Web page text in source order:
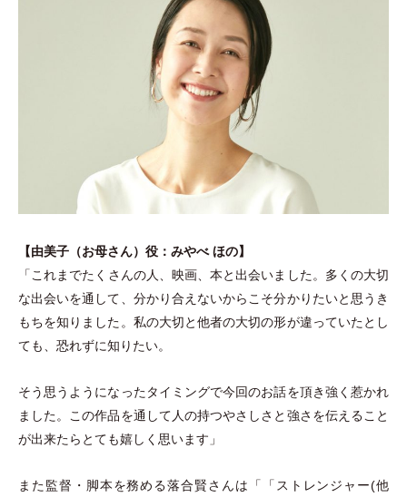
【由美子 （お母さん） 役：みやべ ほの】
「これまでたくさんの人、映画、本と出会いました。多くの大切
な出会いを通して、分かり合えないからこそ分かりたいと思うき
もちを知りました。私の大切と他者の大切の形が違っていたとし
ても、恐れずに知りたい。
そう思うようになったタイミングで今回のお話を頂き強く惹かれ
ました。この作品を通して人の持つやさしさと強さを伝えること
が出来たらとても嬉しく思います 」
また監督 ・ 脚本を務める落合賢さんは 「 「 ストレンジャー(他